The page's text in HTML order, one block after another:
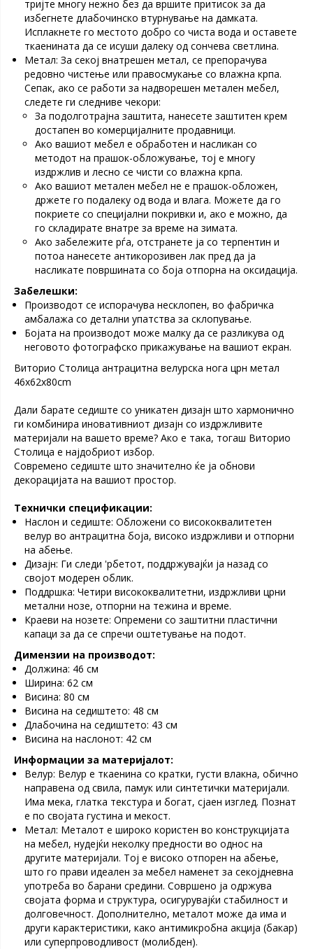
тријте многу нежно без да вршите притисок за да
избегнете длабочинско втурнување на дамката.
Исплакнете го местото добро со чиста вода и оставете
ткаенината да се исуши далеку од сончева светлина.
Метал: За секој внатрешен метал, се препорачува
редовно чистење или правосмукање со влажна крпа.
Сепак, ако се работи за надворешен метален мебел,
следете ги следниве чекори:
За подолготрајна заштита, нанесете заштитен крем
достапен во комерцијалните продавници.
Ако вашиот мебел е обработен и насликан со
методот на прашок-обложување, тој е многу
издржлив и лесно се чисти со влажна крпа.
Ако вашиот метален мебел не е прашок-обложен,
држете го подалеку од вода и влага. Можете да го
покриете со специјални покривки и, ако е можно, да
го складирате внатре за време на зимата.
Ако забележите рѓа, отстранете ја со терпентин и
потоа нанесете антикорозивен лак пред да ја
насликате површината со боја отпорна на оксидација.
Забелешки:
Производот се испорачува несклопен, во фабричка
амбалажа со детални упатства за склопување.
Бојата на производот може малку да се разликува од
неговото фотографско прикажување на вашиот екран.
Виторио Столица антрацитна велурска нога црн метал
46x62x80cm
Дали барате седиште со уникатен дизајн што хармонично
ги комбинира иновативниот дизајн со издржливите
материјали на вашето време? Ако е така, тогаш Виторио
Столица е најдобриот избор.
Современо седиште што значително ќе ја обнови
декорацијата на вашиот простор.
Технички спецификации:
Наслон и седиште: Обложени со висококвалитетен
велур во антрацитна боја, високо издржливи и отпорни
на абење.
Дизајн: Ги следи 'рбетот, поддржувајќи ја назад со
својот модерен облик.
Поддршка: Четири висококвалитетни, издржливи црни
метални нозе, отпорни на тежина и време.
Краеви на нозете: Опремени со заштитни пластични
капаци за да се спречи оштетување на подот.
Димензии на производот:
Должина: 46 см
Ширина: 62 см
Висина: 80 см
Висина на седиштето: 48 см
Длабочина на седиштето: 43 см
Висина на наслонот: 42 см
Информации за материјалот:
Велур: Велур е ткаенина со кратки, густи влакна, обично
направена од свила, памук или синтетички материјали.
Има мека, глатка текстура и богат, сјаен изглед. Познат
е по својата густина и мекост.
Метал: Металот е широко користен во конструкцијата
на мебел, нудејќи неколку предности во однос на
другите материјали. Тој е високо отпорен на абење,
што го прави идеален за мебел наменет за секојдневна
употреба во барани средини. Совршено ја одржува
својата форма и структура, осигурувајќи стабилност и
долговечност. Дополнително, металот може да има и
други карактеристики, како антимикробна акција (бакар)
или суперпроводливост (молибден).